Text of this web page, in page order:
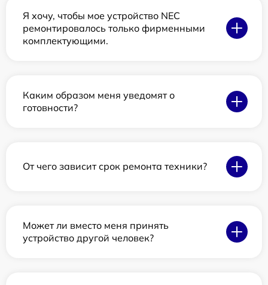
Я хочу, чтобы мое устройство NEC
ремонтировалось только фирменными
комплектующими.
Каким образом меня уведомят о
готовности?
От чего зависит срок ремонта техники?
Может ли вместо меня принять
устройство другой человек?